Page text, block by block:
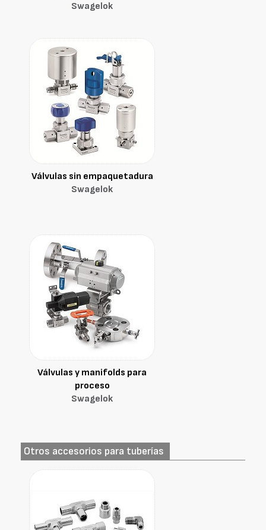
Swagelok
Válvulas sin empaquetadura
Swagelok
Válvulas y manifolds para
proceso
Swagelok
Otros accesorios para tuberías